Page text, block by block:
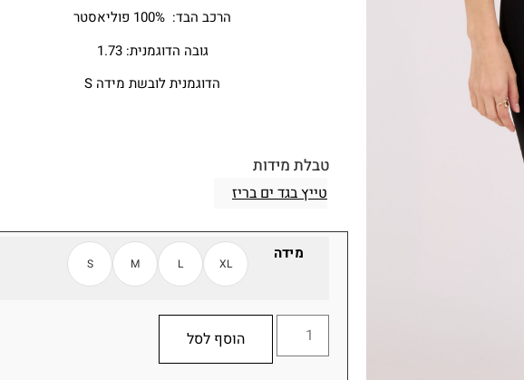
הרכב הבד: 100% פוליאסטר
גובה הדוגמנית: 1.73
הדוגמנית לובשת מידה S
טבלת מידות
טייץ בגד ים בריז
מידה
XL
L
M
S
הוסף לסל